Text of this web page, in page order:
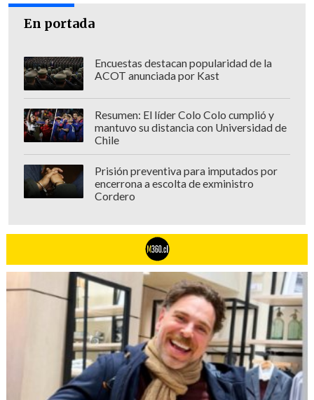
En portada
Encuestas destacan popularidad de la
ACOT anunciada por Kast
Resumen: El líder Colo Colo cumplió y
mantuvo su distancia con Universidad de
Chile
Prisión preventiva para imputados por
encerrona a escolta de exministro
Cordero